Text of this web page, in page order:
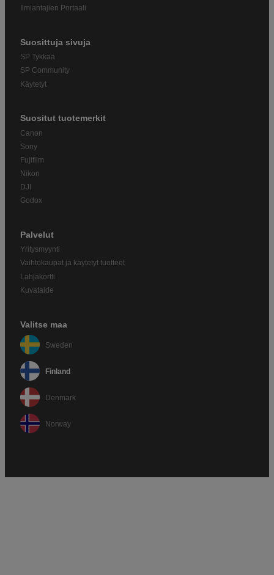
Ilmiantajien Portaali
Suosittuja sivuja
SP Tykkää
SP Community
Käytetyt
Suositut tuotemerkit
Canon
Sony
Fujifilm
Nikon
DJI
Godox
Palvelut
Yritysmyynti
Vaihtokaupat ja käytetyt tuotteet
Lahjakortti
Kuvataide
Valitse maa
Sweden
Finland
Denmark
Norway